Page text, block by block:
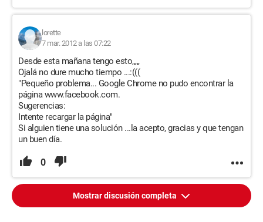
lorette
7 mar. 2012 a las 07:22
Desde esta mañana tengo esto,,,,,
Ojalá no dure mucho tiempo ...:(((
"Pequeño problema... Google Chrome no pudo encontrar la
página www.facebook.com.
Sugerencias:
Intente recargar la página"
Si alguien tiene una solución ...la acepto, gracias y que tengan
un buen día.
0
Mostrar discusión completa